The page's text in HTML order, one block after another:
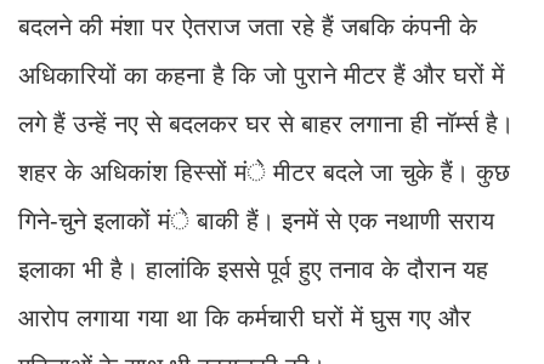
बदलने की मंशा पर ऐतराज जता रहे हैं जबकि कंपनी के
अधिकारियों का कहना है कि जो पुराने मीटर हैं और घरों में
लगे हैं उन्हें नए से बदलकर घर से बाहर लगाना ही नॉर्म्स है।
शहर के अधिकांश हिस्सों मंे मीटर बदले जा चुके हैं। कुछ
गिने-चुने इलाकों मंे बाकी हैं। इनमें से एक नथाणी सराय
इलाका भी है। हालांकि इससे पूर्व हुए तनाव के दौरान यह
आरोप लगाया गया था कि कर्मचारी घरों में घुस गए और